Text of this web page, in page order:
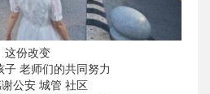
这份改变
子 老师们的共同努力
公安 城管 社区